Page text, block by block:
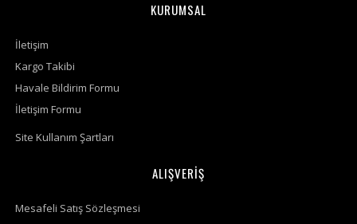
KURUMSAL
İletişim
Kargo Takibi
Havale Bildirim Formu
İletişim Formu
Site Kullanım Şartları
ALIŞVERİŞ
Mesafeli Satış Sözleşmesi